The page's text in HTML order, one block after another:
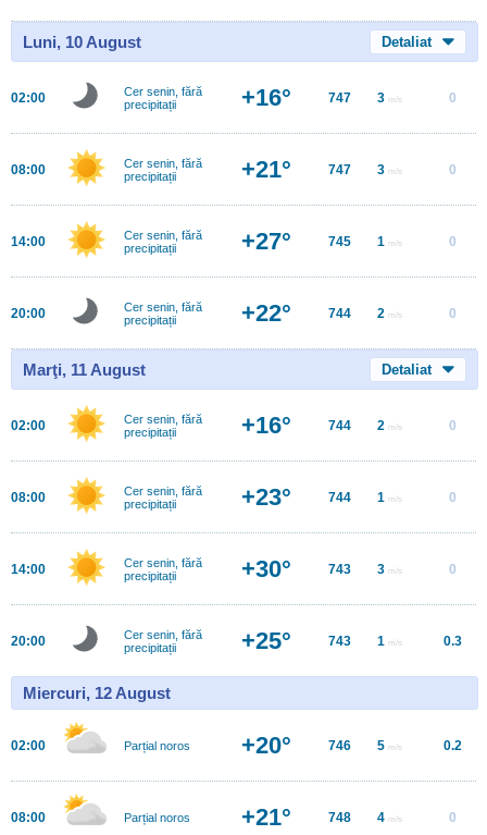
Luni, 10 August Detaliat
02:00
Cer senin, fără
precipitații
+16° 747 3 m/s 0
08:00
Cer senin, fără
precipitații
+21° 747 3 m/s 0
14:00
Cer senin, fără
precipitații
+27° 745 1 m/s 0
20:00
Cer senin, fără
precipitații
+22° 744 2 m/s 0
Marţi, 11 August Detaliat
02:00
Cer senin, fără
precipitații
+16° 744 2 m/s 0
08:00
Cer senin, fără
precipitații
+23° 744 1 m/s 0
14:00
Cer senin, fără
precipitații
+30° 743 3 m/s 0
20:00
Cer senin, fără
precipitații
+25° 743 1 m/s 0.3
Miercuri, 12 August
02:00 Parțial noros +20° 746 5 m/s 0.2
08:00 Parțial noros +21° 748 4 m/s 0